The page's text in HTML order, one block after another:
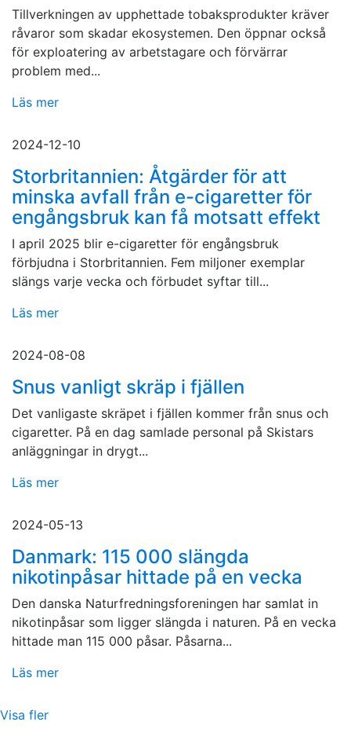
Tillverkningen av upphettade tobaksprodukter kräver
råvaror som skadar ekosystemen. Den öppnar också
för exploatering av arbetstagare och förvärrar
problem med...
Läs mer
2024-12-10
Storbritannien: Åtgärder för att
minska avfall från e-cigaretter för
engångsbruk kan få motsatt effekt
I april 2025 blir e-cigaretter för engångsbruk
förbjudna i Storbritannien. Fem miljoner exemplar
slängs varje vecka och förbudet syftar till...
Läs mer
2024-08-08
Snus vanligt skräp i fjällen
Det vanligaste skräpet i fjällen kommer från snus och
cigaretter. På en dag samlade personal på Skistars
anläggningar in drygt...
Läs mer
2024-05-13
Danmark: 115 000 slängda
nikotinpåsar hittade på en vecka
Den danska Naturfredningsforeningen har samlat in
nikotinpåsar som ligger slängda i naturen. På en vecka
hittade man 115 000 påsar. Påsarna...
Läs mer
Visa fler